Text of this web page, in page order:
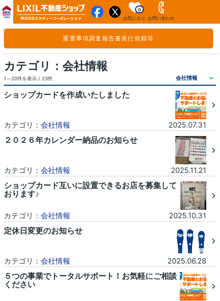
お気に入り
0
お問い合わせ
重要事項調査報告書発行依頼等
カテゴリ：会社情報
1～20件を表示 / 23件
ショップカードを作成いたしました
カテゴリ： 会社情報 2025.07.31
２０２６年カレンダー納品のお知らせ
カテゴリ： 会社情報 2025.11.21
ショップカード互いに設置できるお店を募集して
おります♪
カテゴリ： 会社情報 2025.10.31
定休日変更のお知らせ
カテゴリ： 会社情報 2025.06.28
５つの事業でトータルサポート！お気軽にご相談
ください